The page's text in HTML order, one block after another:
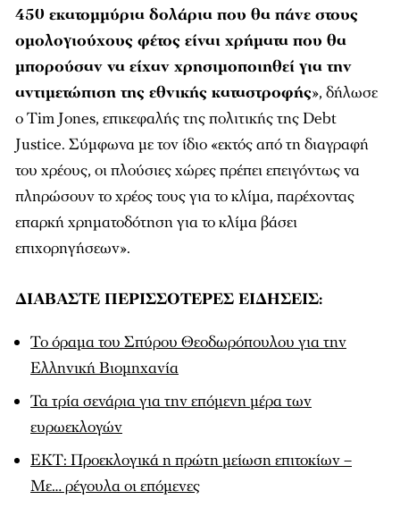
450 εκατομμύρια δολάρια που θα πάνε στους
ομολογιούχους φέτος είναι χρήματα που θα
μπορούσαν να είχαν χρησιμοποιηθεί για την
αντιμετώπιση της εθνικής καταστροφής», δήλωσε
ο Tim Jones, επικεφαλής της πολιτικής της Debt
Justice. Σύμφωνα με τον ίδιο «εκτός από τη διαγραφή
του χρέους, οι πλούσιες χώρες πρέπει επειγόντως να
πληρώσουν το χρέος τους για το κλίμα, παρέχοντας
επαρκή χρηματοδότηση για το κλίμα βάσει
επιχορηγήσεων».
ΔΙΑΒΑΣΤΕ ΠΕΡΙΣΣΟΤΕΡΕΣ ΕΙΔΗΣΕΙΣ:
Το όραμα του Σπύρου Θεοδωρόπουλου για την
Ελληνική Βιομηχανία
Τα τρία σενάρια για την επόμενη μέρα των
ευρωεκλογών
ΕΚΤ: Προεκλογικά η πρώτη μείωση επιτοκίων –
Με… ρέγουλα οι επόμενες